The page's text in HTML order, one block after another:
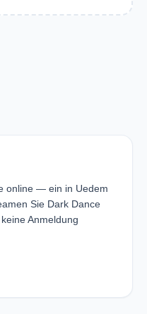
online — ein in Uedem
Sie Dark Dance
Anmeldung